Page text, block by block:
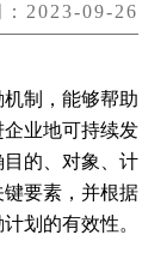
：2023-09-26
制，能够帮助
业地可持续发
的、对象、计
要素，并根据
划的有效性。